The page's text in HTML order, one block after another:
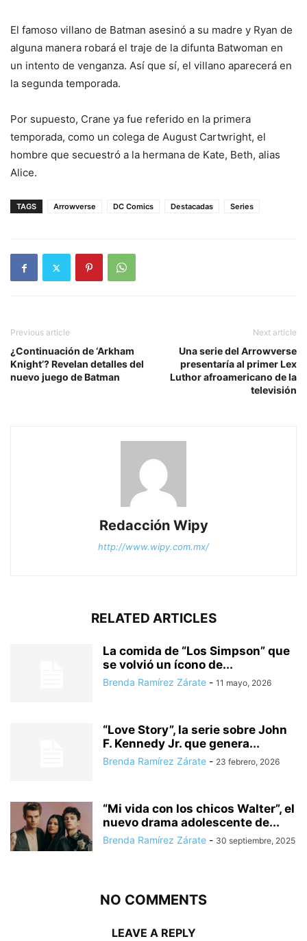
El famoso villano de Batman asesinó a su madre y Ryan de
alguna manera robará el traje de la difunta Batwoman en
un intento de venganza. Así que sí, el villano aparecerá en
la segunda temporada.
Por supuesto, Crane ya fue referido en la primera
temporada, como un colega de August Cartwright, el
hombre que secuestró a la hermana de Kate, Beth, alias
Alice.
TAGS Arrowverse DC Comics Destacadas Series
Previous article
¿Continuación de ‘Arkham
Knight’? Revelan detalles del
nuevo juego de Batman
Next article
Una serie del Arrowverse
presentaría al primer Lex
Luthor afroamericano de la
televisión
Redacción Wipy
http://www.wipy.com.mx/
RELATED ARTICLES
La comida de “Los Simpson” que
se volvió un ícono de...
Brenda Ramírez Zárate - 11 mayo, 2026
“Love Story”, la serie sobre John
F. Kennedy Jr. que genera...
Brenda Ramírez Zárate - 23 febrero, 2026
“Mi vida con los chicos Walter”, el
nuevo drama adolescente de...
Brenda Ramírez Zárate - 30 septiembre, 2025
NO COMMENTS
LEAVE A REPLY